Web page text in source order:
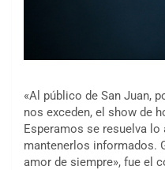
«Al público de San Juan,
nos exceden, el show de
Esperamos se resuelva
mantenerlos informados.
amor de siempre», fue el